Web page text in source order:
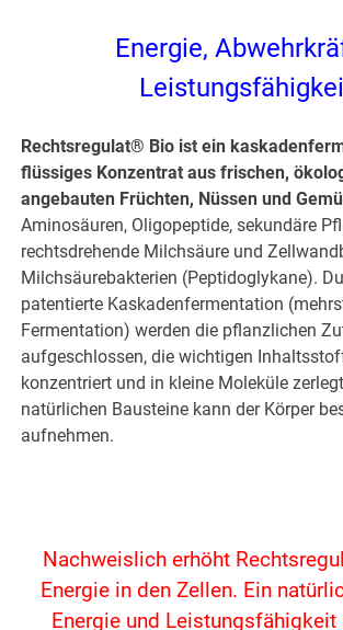
Energie,
Rechtsregulat® Bio ist ein
flüssiges Konzentrat aus frischen,
angebauten Früchten, Nüssen und
Aminosäuren, Oligopeptide, sekundäre
rechtsdrehende Milchsäure und
Milchsäurebakterien (Peptidoglykane).
patentierte Kaskadenfermentation
Fermentation) werden die pflanzlichen
aufgeschlossen, die wichtigen
konzentriert und in kleine Moleküle
natürlichen Bausteine kann der Körper
aufnehmen.
Nachweislich erhöht
Energie in den Zellen. Ein
Energie und